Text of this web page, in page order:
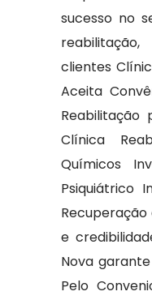
sucesso no
clientes
Aceita
Reabilitação
Clínica
Químicos
Psiquiátrico
e
Nova
Pelo